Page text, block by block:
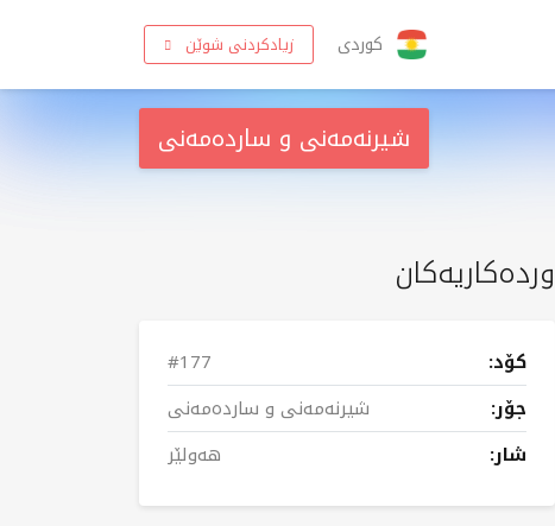
کوردی زیادکردنی شوێن
شیرنەمەنی و ساردەمەنی
وردەکاریەکان
کۆد:
#177
جۆر:
شیرنەمەنی و ساردەمەنی
شار:
هەولێر